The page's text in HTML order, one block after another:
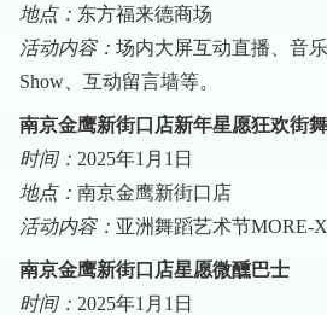
地点： 东方福来德商场
活动内容： 场内大屏互动直播、音
Show、互动留言墙等。
南京金鹰新街口店新年星愿狂欢街
时间： 2025年1月1日
地点： 南京金鹰新街口店
活动内容： 亚洲舞蹈艺术节MORE-X
南京金鹰新街口店星愿微醺巴士
时间： 2025年1月1日